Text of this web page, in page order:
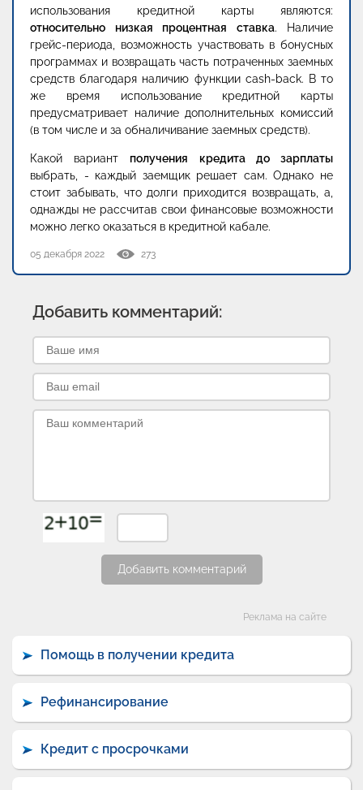
использования кредитной карты являются:
относительно низкая процентная ставка. Наличие
грейс-периода, возможность участвовать в бонусных
программах и возвращать часть потраченных заемных
средств благодаря наличию функции cash-back. В то
же время использование кредитной карты
предусматривает наличие дополнительных комиссий
(в том числе и за обналичивание заемных средств).
Какой вариант получения кредита до зарплаты
выбрать, - каждый заемщик решает сам. Однако не
стоит забывать, что долги приходится возвращать, а,
однажды не рассчитав свои финансовые возможности
можно легко оказаться в кредитной кабале.
05 декабря 2022 273
Добавить комментарий:
Добавить комментарий
Реклама на сайте
Помощь в получении кредита
Рефинансирование
Кредит с просрочками